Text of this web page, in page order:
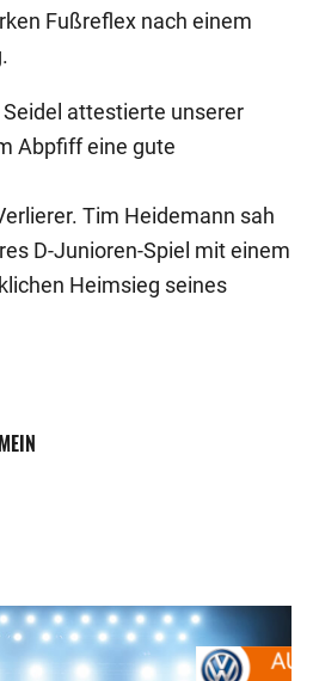
Fußreflex nach einem
attestierte unserer
Abpfiff eine gute
Tim Heidemann sah
D-Junioren-Spiel mit einem
Heimsieg seines